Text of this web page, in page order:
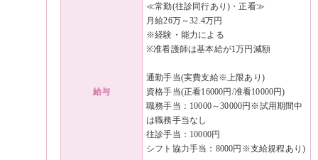
給与
≪常勤(往診同行あり)・正看≫
月給26万～32.4万円
※経験・能力による
※准看護師は基本給が1万円減額
通勤手当(実費支給※上限あり)
資格手当(正看16000円/准看10000円)
職務手当：10000～30000円※試用期間中
は職務手当なし
往診手当：10000円
シフト協力手当：8000円※支給規程あり)